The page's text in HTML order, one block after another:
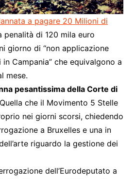
a pagare 20 Milioni di
penalità di 120 mila euro
giorno di “non applicazione
Campania” che equivalgono a
mese.
pesantissima della Corte di
Quella che il Movimento 5 Stelle
nei giorni scorsi, chiedendo
a Bruxelles e una in
riguardo la gestione dei
dell’Eurodeputato a